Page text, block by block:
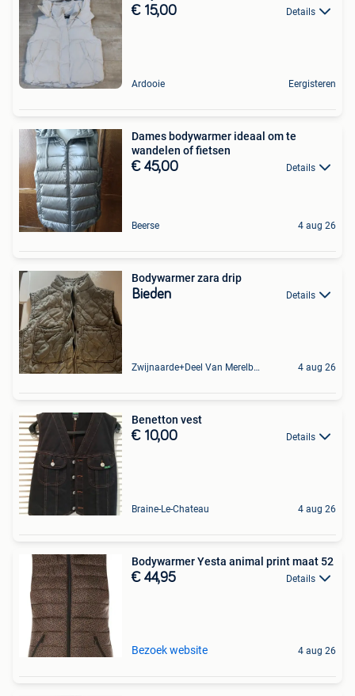
€ 15,00 Details
Ardooie Eergisteren
Dames bodywarmer ideaal om te
wandelen of fietsen
€ 45,00 Details
Beerse 4 aug 26
Bodywarmer zara drip
Bieden Details
Zwijnaarde+Deel Van Merelbeke 4 aug 26
Benetton vest
€ 10,00 Details
Braine-Le-Chateau 4 aug 26
Bodywarmer Yesta animal print maat 52
€ 44,95 Details
Bezoek website 4 aug 26